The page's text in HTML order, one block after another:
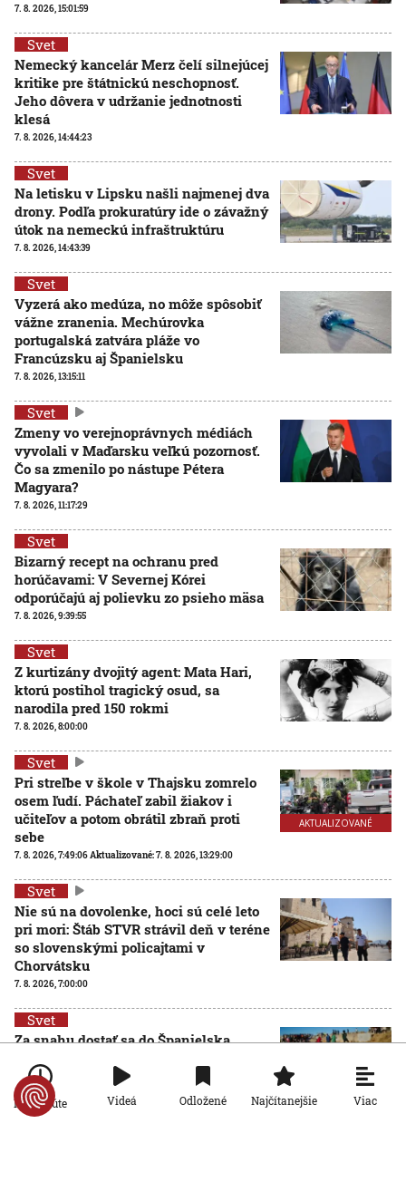
7. 8. 2026, 15:01:59
Svet
Nemecký kancelár Merz čelí silnejúcej
kritike pre štátnickú neschopnosť.
Jeho dôvera v udržanie jednotnosti
klesá
7. 8. 2026, 14:44:23
Svet
Na letisku v Lipsku našli najmenej dva
drony. Podľa prokuratúry ide o závažný
útok na nemeckú infraštruktúru
7. 8. 2026, 14:43:39
Svet
Vyzerá ako medúza, no môže spôsobiť
vážne zranenia. Mechúrovka
portugalská zatvára pláže vo
Francúzsku aj Španielsku
7. 8. 2026, 13:15:11
Svet
Zmeny vo verejnoprávnych médiách
vyvolali v Maďarsku veľkú pozornosť.
Čo sa zmenilo po nástupe Pétera
Magyara?
7. 8. 2026, 11:17:29
Svet
Bizarný recept na ochranu pred
horúčavami: V Severnej Kórei
odporúčajú aj polievku zo psieho mäsa
7. 8. 2026, 9:39:55
Svet
Z kurtizány dvojitý agent: Mata Hari,
ktorú postihol tragický osud, sa
narodila pred 150 rokmi
7. 8. 2026, 8:00:00
AKTUALIZOVANÉ
Svet
Pri streľbe v škole v Thajsku zomrelo
osem ľudí. Páchateľ zabil žiakov i
učiteľov a potom obrátil zbraň proti
sebe
7. 8. 2026, 7:49:06Aktualizované:7. 8. 2026, 13:29:00
Svet
Nie sú na dovolenke, hoci sú celé leto
pri mori: Štáb STVR strávil deň v teréne
so slovenskými policajtami v
Chorvátsku
7. 8. 2026, 7:00:00
Svet
Za snahu dostať sa do Španielska
oznámil tragickú bilanciu migračnej
krízy
6. 8. 2026, 16:16:47
Po minúte Videá Odložené Najčítanejšie Viac